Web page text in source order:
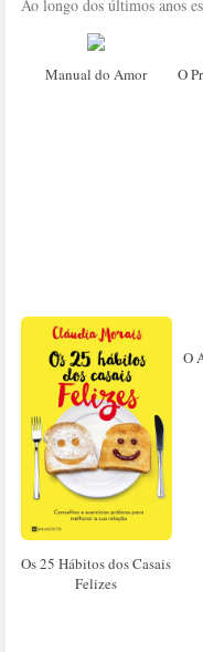
Ao longo dos últimos anos
Manual do Amor
O
Os 25 Hábitos dos Casais
Felizes
O